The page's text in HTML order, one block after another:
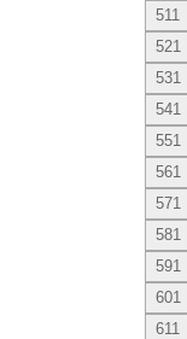
511
521
531
541
551
561
571
581
591
601
611